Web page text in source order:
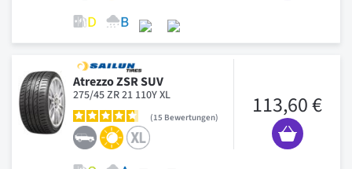
Atrezzo ZSR SUV
275/45 ZR 21 110Y XL
15 Bewertungen 113,60 €